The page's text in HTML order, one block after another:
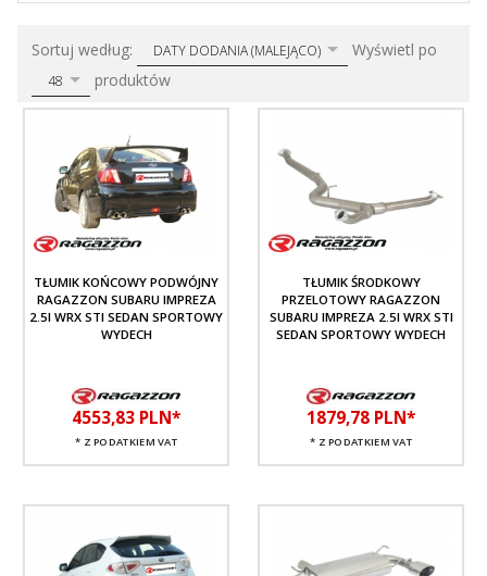
Sortuj według: sortDATY DODANIA (MALEJĄCO) Wyświetl po
48 produktów
TŁUMIK KOŃCOWY PODWÓJNY
RAGAZZON SUBARU IMPREZA
2.5I WRX STI SEDAN SPORTOWY
WYDECH
4553,83 PLN*
* Z PODATKIEM VAT
TŁUMIK ŚRODKOWY
PRZELOTOWY RAGAZZON
SUBARU IMPREZA 2.5I WRX STI
SEDAN SPORTOWY WYDECH
1879,78 PLN*
* Z PODATKIEM VAT